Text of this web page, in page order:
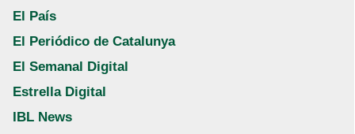
El País
El Periódico de Catalunya
El Semanal Digital
Estrella Digital
IBL News